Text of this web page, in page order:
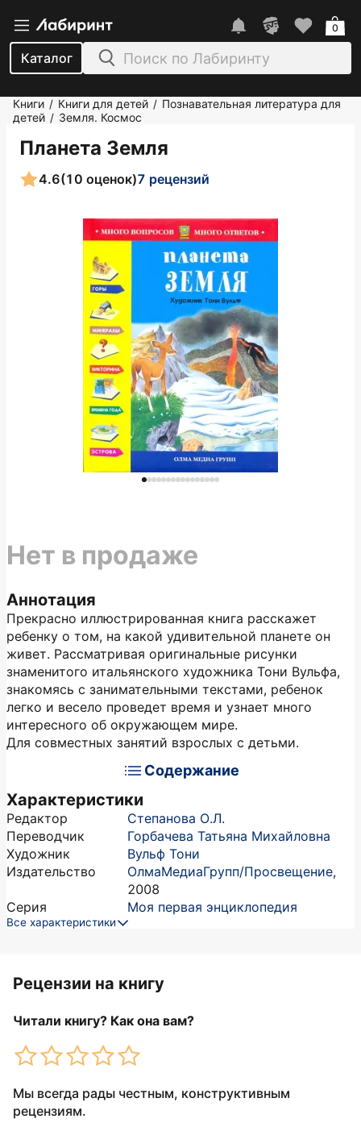
Каталог
0
Книги / Книги для детей / Познавательная литература для
детей / Земля. Космос
Планета Земля
4.6(10 оценок)7 рецензий
Аннотация
Прекрасно иллюстрированная книга расскажет
ребенку о том, на какой удивительной планете он
живет. Рассматривая оригинальные рисунки
знаменитого итальянского художника Тони Вульфа,
знакомясь с занимательными текстами, ребенок
легко и весело проведет время и узнает много
интересного об окружающем мире.
Для совместных занятий взрослых с детьми.
Содержание
Характеристики
Редактор
Степанова О.Л.
Переводчик
Горбачева Татьяна Михайловна
Художник
Вульф Тони
Издательство
ОлмаМедиаГрупп/Просвещение,
2008
Серия
Моя первая энциклопедия
Все характеристики
Нет в продаже
Рецензии на книгу
Читали книгу? Как она вам?
Мы всегда рады честным, конструктивным
рецензиям.